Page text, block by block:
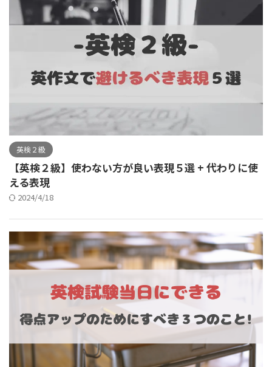
英検２級
【英検２級】使わない方が良い表現５選 + 代わりに使
える表現
2024/4/18